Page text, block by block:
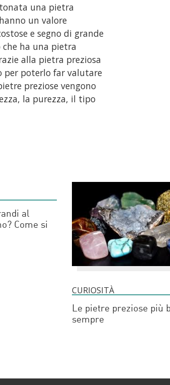
una pietra
un valore
e segno di grande
ha una pietra
alla pietra preziosa
per poterlo far valutare
preziose vengono
la purezza, il tipo
al
Come si
CURIOSITÀ
Le pietre preziose più
sempre